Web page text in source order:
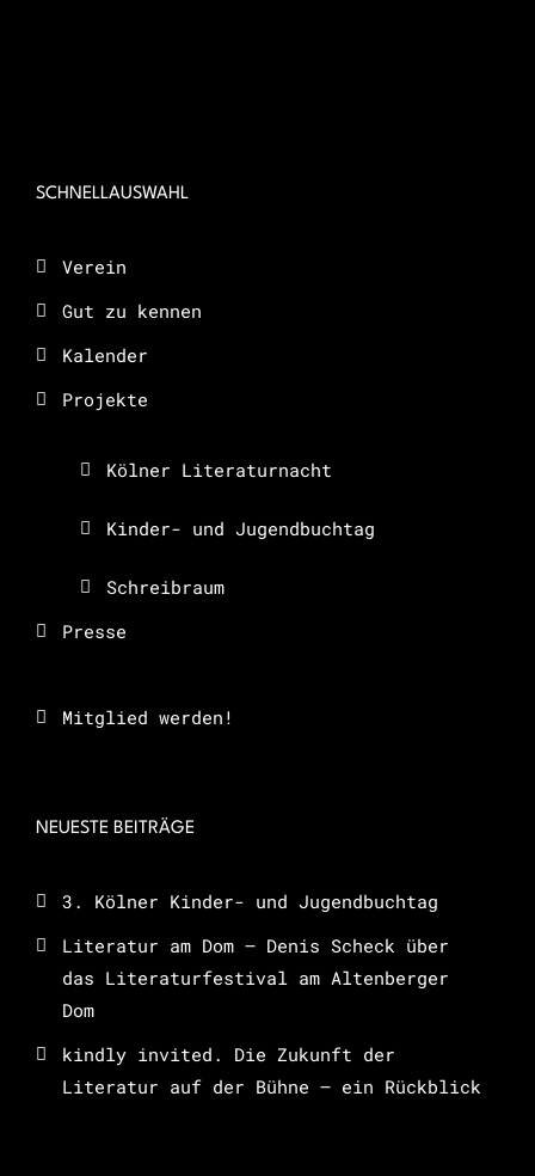
SCHNELLAUSWAHL
Verein
Gut zu kennen
Kalender
Projekte
Kölner Literaturnacht
Kinder- und Jugendbuchtag
Schreibraum
Presse
Mitglied werden!
NEUESTE BEITRÄGE
3. Kölner Kinder- und Jugendbuchtag
Literatur am Dom – Denis Scheck über
das Literaturfestival am Altenberger
Dom
kindly invited. Die Zukunft der
Literatur auf der Bühne – ein Rückblick